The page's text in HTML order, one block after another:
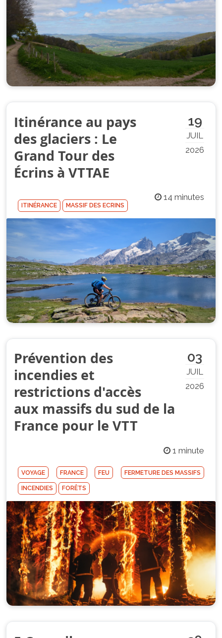
19
JUIL
2026
Itinérance au pays
des glaciers : Le
Grand Tour des
Écrins à VTTAE
14 minutes
ITINÉRANCE MASSIF DES ECRINS
03
JUIL
2026
Prévention des
incendies et
restrictions d'accès
aux massifs du sud de la
France pour le VTT
1 minute
VOYAGE FRANCE FEU FERMETURE DES MASSIFS
INCENDIES FORÊTS